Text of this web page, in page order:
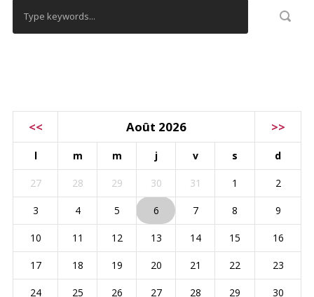
<< Août 2026 >>
l m m j v s d
27 28 29 30 31 1 2
3 4 5 6 7 8 9
10 11 12 13 14 15 16
17 18 19 20 21 22 23
24 25 26 27 28 29 30